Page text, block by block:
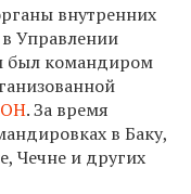
внутренних
Управлении
был командиром
. За время
в Баку,
Чечне и других